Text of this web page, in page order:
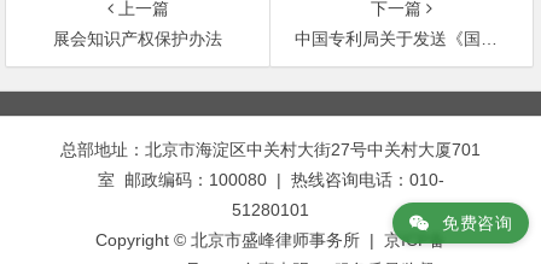
上一篇
展会知识产权保护办法
下一篇
中国专利局关于发送《国家经委、中国专利局关于处理外国人申请专利的优先权和建立第二个涉外专利代理机构的
文
章
总部地址：北京市海淀区中关村大街27号中关村大厦701
室 邮政编码：100080 | 热线咨询电话：010-
51280101
Copyright © 北京市盛峰律师事务所 | 京ICP备
免费咨询